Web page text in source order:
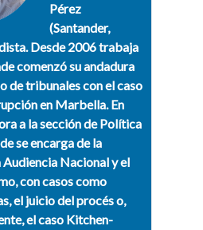
Pérez
(Santander,
Desde 2006 trabaja
comenzó su andadura
de tribunales con el caso
en Marbella. En
a la sección de Política
se encarga de la
Nacional y el
con casos como
el juicio del procés o,
el caso Kitchen-